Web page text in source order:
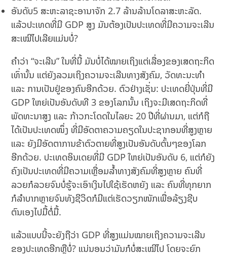
ອັນດັບ5 ສະຫະລາຊະອານາຈັກ 2.7 ລ້ານລ້ານໂດລາສະຫະລັດ.
ແລ້ວປະເທດທີ່ມີ GDP ສູງ ມັນຕ້ອງເປັນປະເທດທີ່ມີຄວາມຈະເລີນ
ສະເໝີໄປເລີຍແມ່ນບໍ່?
ຄຳວ່າ “ຈະເລີນ” ໃນທີ່ນີ້ ມັນບໍ່ໄດ້ໝາຍເຖິງແຕ່ເລື່ອງຂອງເສດຖະກິດ
ເທົ່ານັ້ນ ແຕ່ຍັງລວມເຖິງຄວາມຈະເລີນທາງສັງຄົມ, ວັດທະນະທຳ
ແລະ ການເປັນຢູ່ຂອງຄົນອີກດ້ວຍ. ຕົວຢ່າງເຊັ່ນ: ປະເທດຍີ່ປຸ່ນທີ່ມີ
GDP ໃຫຍ່ເປັນອັນດັບທີ 3 ຂອງໂລກນັ້ນ ເຖິງຈະມີເສດຖະກິດທີ່
ພັດທະນາສູງ ແລະ ກ້າວກະໂດດໃນໄລຍະ 20 ປີທີ່ຜ່ານມາ, ແຕ່ກໍຖື
ໄດ້ເປັນປະເທດໜຶ່ງ ທີ່ມີອັດຕາຄວາມຄຽດໃນປະຊາກອນທີ່ສູງຫຼາຍ
ແລະ ຍັງມີອັດຕາການຂ້າຕົວຕາຍທີ່ສູງເປັນອັນດັບຕົ້ນໆຂອງໂລກ
ອີກດ້ວຍ. ປະເທດອິນເດຍທີ່ມີ GDP ໃຫຍ່ເປັນອັນດັບ 6, ແຕ່ກໍຍັງ
ຄົງເປັນປະເທດທີ່ມີຄວາມເຫຼື່ອມລ້ຳທາງສັງຄົມທີ່ສູງຫຼາຍ ຄົນທີ່
ລວຍກໍລວຍຈົນບໍ່ຮູ້ຈະເອົາເງິນໄປໃຊ້ເຮັດຫຍັງ ແລະ ຄົນທີ່ທຸກຍາກ
ກໍລຳບາກຫຼາຍຈົນທັງຊີວິດກໍມີແຕ່ເຮັດວຽກໜັກເພື່ອລ້ຽງຊີບ
ຕົນເອງໄປມື້ຕໍ່ມື້.
ແລ້ວແບບນີ້ຈະຍັງຖືວ່າ GDP ທີ່ສູງແມ່ນໝາຍເຖິງຄວາມຈະເລີນ
ຂອງປະເທດອີກຫຼືບໍ່? ແນ່ນອນວ່າມັນກໍບໍ່ສະເໝີໄປ ໂດຍຈະຍົກ